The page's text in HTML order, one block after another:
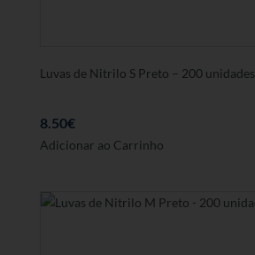
Luvas de Nitrilo S Preto – 200 unidades
8.50€
Adicionar ao Carrinho